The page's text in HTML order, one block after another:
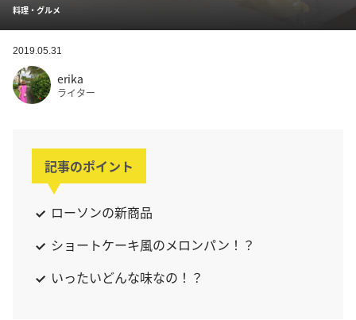
料理・グルメ
2019.05.31
erika
ライター
記事のポイント
ローソンの新商品
ショートケーキ風のメロンパン！？
いったいどんな味なの！？